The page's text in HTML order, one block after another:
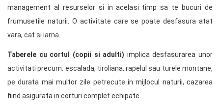
management al resurselor si in acelasi timp sa te bucuri de
frumusetile naturii. O activitate care se poate desfasura atat
vara, cat si iarna.
Taberele cu cortul (copii si adulti) implica desfasurarea unor
activitati precum: escalada, tiroliana, rapelul sau turele montane,
pe durata mai multor zile petrecute in mijlocul naturii, cazarea
fiind asigurata in corturi complet echipate.